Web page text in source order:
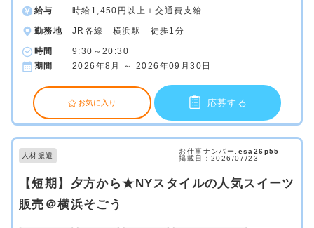
給与 時給1,450円以上＋交通費支給
勤務地 JR各線 横浜駅 徒歩1分
時間
9:30～20:30
期間
2026年8月 ～ 2026年09月30日
お気に入り 応募する
人材派遣
お仕事ナンバー. esa26p55
掲載日：2026/07/23
【短期】夕方から★NYスタイルの人気スイーツ
販売＠横浜そごう